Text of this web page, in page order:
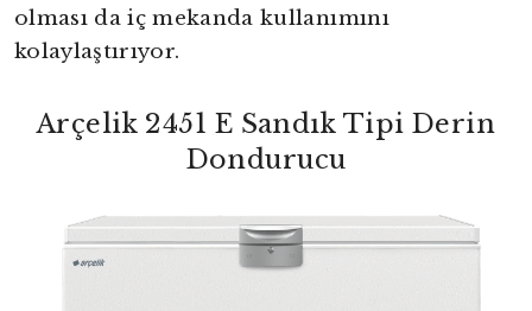
olması da iç mekanda kullanımını
kolaylaştırıyor.
Arçelik 2451 E Sandık Tipi Derin
Dondurucu